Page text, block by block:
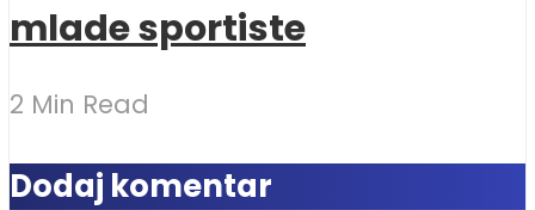
mlade sportiste
2 Min Read
Dodaj komentar